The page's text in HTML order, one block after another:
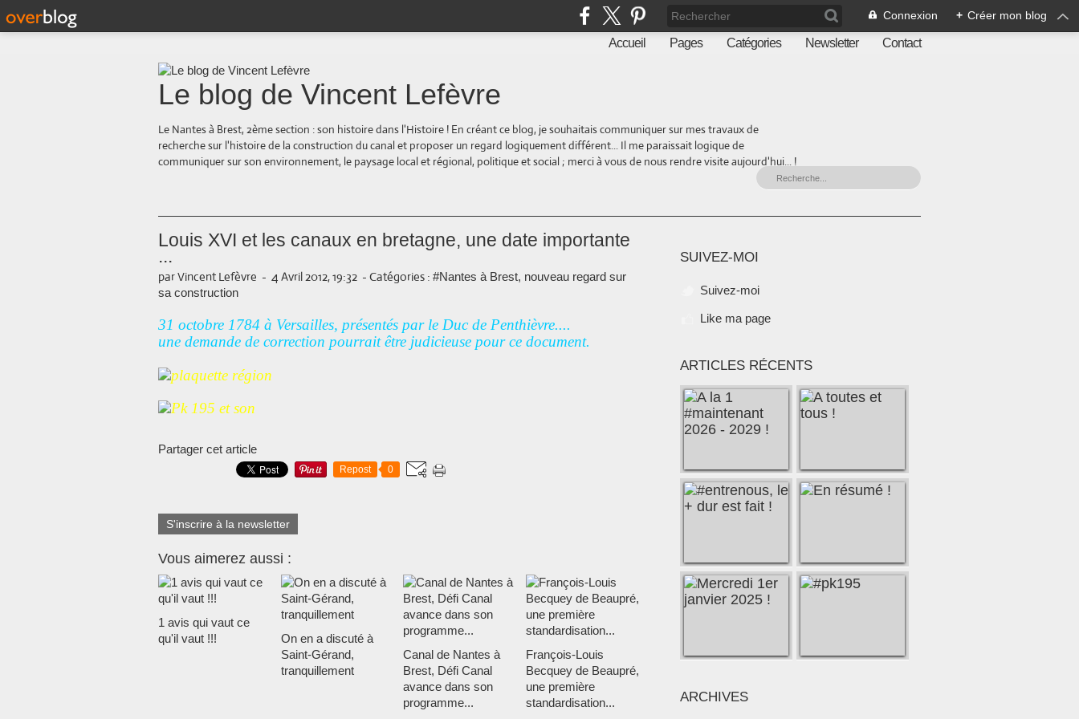
Connexion + Créer mon blog
Accueil Pages Catégories Newsletter Contact
Le blog de Vincent Lefèvre
Le Nantes à Brest, 2ème section : son histoire dans l'Histoire ! En créant ce blog, je souhaitais communiquer sur mes travaux de
recherche sur l'histoire de la construction du canal et proposer un regard logiquement différent... Il me paraissait logique de
communiquer sur son environnement, le paysage local et régional, politique et social ; merci à vous de nous rendre visite aujourd'hui... !
Louis XVI et les canaux en bretagne, une date importante
...
par Vincent Lefèvre - 4 Avril 2012, 19:32 - Catégories : #Nantes à Brest, nouveau regard sur
sa construction
31 octobre 1784 à Versailles, présentés par le Duc de Penthièvre....
une demande de correction pourrait être judicieuse pour ce document.
Partager cet article
Repost 0
S'inscrire à la newsletter
Vous aimerez aussi :
1 avis qui vaut ce
qu'il vaut !!!
On en a discuté à
Saint-Gérand,
tranquillement
Canal de Nantes à
Brest, Défi Canal
avance dans son
programme...
François-Louis
Becquey de Beaupré,
une première
standardisation...
SUIVEZ-MOI
Suivez-moi
Like ma page
ARTICLES RÉCENTS
ARCHIVES